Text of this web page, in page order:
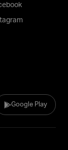
Google Play